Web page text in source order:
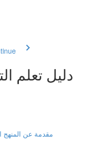
مقدمة عن المنهج